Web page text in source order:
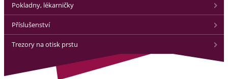
Pokladny, lékarničky
Příslušenství
Trezory na otisk prstu